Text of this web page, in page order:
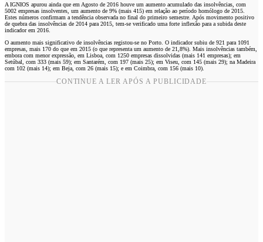
A IGNIOS apurou ainda que em Agosto de 2016 houve um aumento acumulado das insolvências, com
5002 empresas insolventes, um aumento de 9% (mais 415) em relação ao período homólogo de 2015.
Estes números confirmam a tendência observada no final do primeiro semestre. Após movimento positivo
de quebra das insolvências de 2014 para 2015, tem-se verificado uma forte inflexão para a subida deste
indicador em 2016.
O aumento mais significativo de insolvências registou-se no Porto. O indicador subiu de 921 para 1091
empresas, mais 170 do que em 2015 (o que representa um aumento de 21,8%). Mais insolvências também,
embora com menor expressão, em Lisboa, com 1250 empresas dissolvidas (mais 141 empresas); em
Setúbal, com 333 (mais 59); em Santarém, com 197 (mais 25); em Viseu, com 145 (mais 29); na Madeira
com 102 (mais 14); em Beja, com 26 (mais 15); e em Coimbra, com 156 (mais 10).
CONTINUE A LER APÓS A PUBLICIDADE